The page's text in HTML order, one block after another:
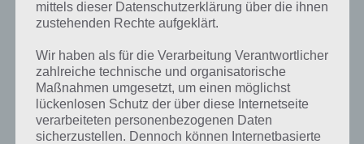
bestimmten Lösungen präsentieren wir daher auch immer eine
kurze Begriffserklärung!
Cricket, das ist eine Mannschaftssportart und in Deutschland amtlich
als Kricket bezeichnet. Da in Deutschland aber vor allem Fußball
dominiert, ist Cricket weitgehend unbekannt. Daher möchte ich das
Schlagballspiel mal ein wenig genauer vorstellen, wie es gespielt wird
und was es dabei zu beachten gilt.
mittels dieser Datenschutzerklärung über die ihnen
zustehenden Rechte aufgeklärt.
Wir haben als für die Verarbeitung Verantwortlicher
zahlreiche technische und organisatorische
Maßnahmen umgesetzt, um einen möglichst
lückenlosen Schutz der über diese Internetseite
verarbeiteten personenbezogenen Daten
sicherzustellen. Dennoch können Internetbasierte